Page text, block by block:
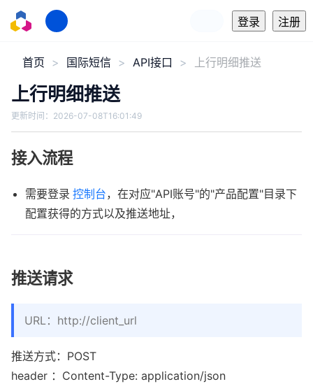
登录 注册
首页 国际短信 API接口 上行明细推送
上行明细推送
更新时间： 2026-07-08T16:01:49
接入流程
需要登录 控制台，在对应"API账号"的"产品配置"目录下
配置获得的方式以及推送地址，
推送请求
URL：http://client_url
推送方式：POST
header ：Content-Type: application/json